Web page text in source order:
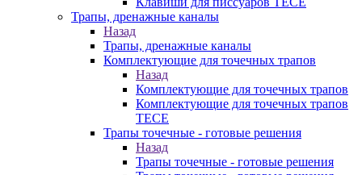
Трапы, дренажные каналы
Назад
Трапы, дренажные каналы
Комплектующие для точечных трапов
Назад
Комплектующие для точечных трапов
Комплектующие для точечных трапов
TECE
Трапы точечные - готовые решения
Назад
Трапы точечные - готовые решения